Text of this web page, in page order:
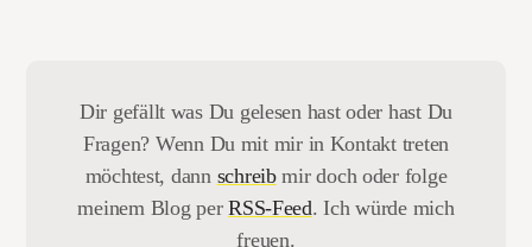
Dir gefällt was Du gelesen hast oder hast Du
Fragen? Wenn Du mit mir in Kontakt treten
möchtest, dann schreibmir doch oder folge
meinem Blog perRSS-Feed. Ich würde mich
freuen.